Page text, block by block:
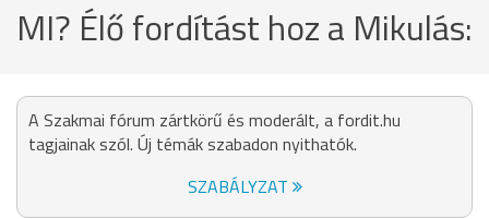
MI? Élő fordítást hoz a Mikulás:
A Szakmai fórum zártkörű és moderált, a fordit.hu
tagjainak szól. Új témák szabadon nyithatók.
SZABÁLYZAT